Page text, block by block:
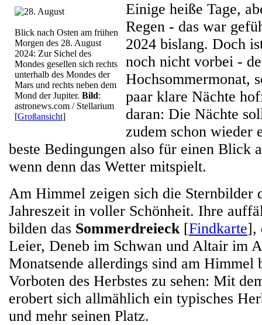
Blick nach Osten am frühen
Morgen des 28. August
2024: Zur Sichel des
Mondes gesellen sich rechts
unterhalb des Mondes der
Mars und rechts neben dem
Mond der Jupiter. Bild:
astronews.com / Stellarium
[Großansicht]
Einige heiße Tage,
Regen - das war
2024 bislang. Doch
noch nicht vorbei -
Hochsommermonat,
paar klare Nächte
daran: Die Nächte
zudem schon wieder
beste Bedingungen also für einen Blick
wenn denn das Wetter mitspielt.
Am Himmel zeigen sich die Sternbilder
Jahreszeit in voller Schönheit. Ihre
bilden das Sommerdreieck[Findkarte],
Leier, Deneb im Schwan und Altair im
Monatsende allerdings sind am Himmel
Vorboten des Herbstes zu sehen: Mit
erobert sich allmählich ein typisches
und mehr seinen Platz.